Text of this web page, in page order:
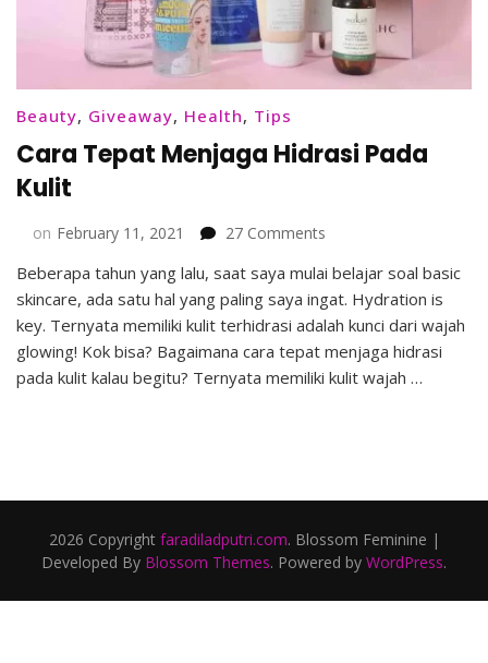
Beauty, Giveaway, Health, Tips
Cara Tepat Menjaga Hidrasi Pada
Kulit
on February 11, 2021 27 Comments
Tepat
Menjaga
Hidrasi
Pada
Kulit
Beberapa tahun yang lalu, saat saya mulai belajar soal basic
skincare, ada satu hal yang paling saya ingat. Hydration is
key. Ternyata memiliki kulit terhidrasi adalah kunci dari wajah
glowing! Kok bisa? Bagaimana cara tepat menjaga hidrasi
pada kulit kalau begitu? Ternyata memiliki kulit wajah …
2026 Copyright faradiladputri.com. Blossom Feminine |
Developed By Blossom Themes. Powered by WordPress.